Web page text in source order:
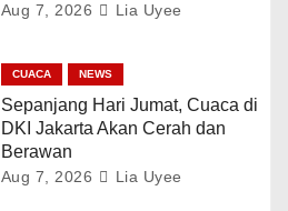
Aug 7, 2026 Lia Uyee
CUACA NEWS
Sepanjang Hari Jumat, Cuaca di
DKI Jakarta Akan Cerah dan
Berawan
Aug 7, 2026 Lia Uyee